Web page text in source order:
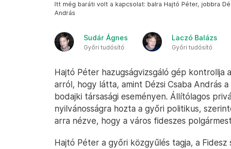
Itt még baráti volt a kapcsolat: balra Hajtó Péter, jobbra
András
Sudár Ágnes
Győri tudósító
Laczó Balázs
Győri tudósító
Hajtó Péter hazugságvizsgáló gép
arról, hogy látta, amint Dézsi Csaba András
bodajki társasági eseményen. Állítólagos
nyilvánosságra hozta a győri politikus,
arra nézve, hogy a város fideszes
Hajtó Péter a győri közgyűlés tagja, a